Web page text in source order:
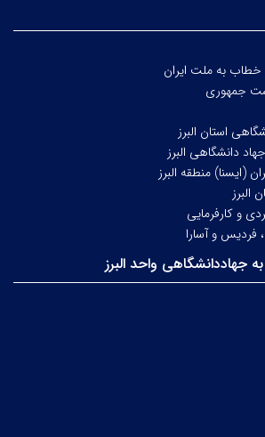
خطاب به ملت ایران
جمهوری
استان البرز
دانشگاهی البرز
(ایسنا) منطقه البرز
البرز
و کارفرمایی
فردیس و آسارا
جهاددانشگاهی واحد البرز